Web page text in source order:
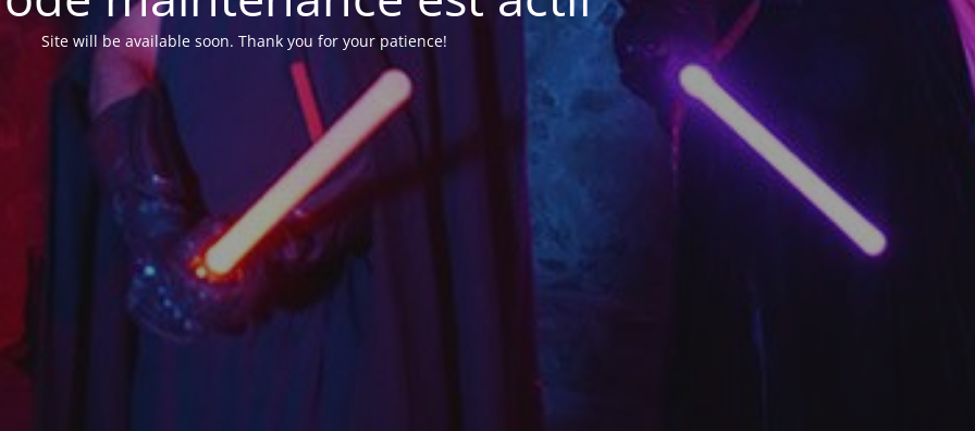
Site will be available soon. Thank you for your patience!